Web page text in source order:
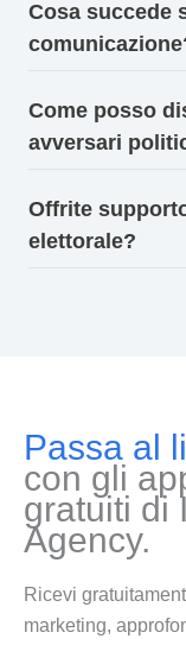
Cosa succede
Come posso
avversari
Offrite
elettorale?
Passa al
con gli
gratuiti di
Agency.
Ricevi
marketing,